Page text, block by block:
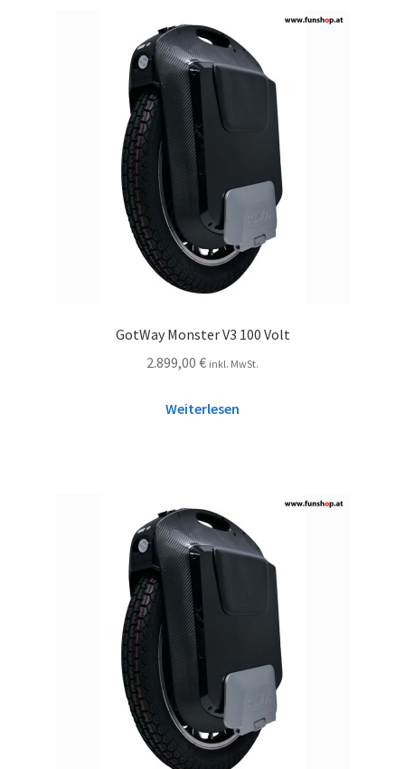
GotWay Monster V3 100 Volt
2.899,00 € inkl. MwSt.
Weiterlesen